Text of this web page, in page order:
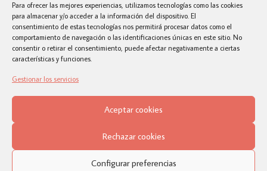
Para ofrecer las mejores experiencias, utilizamos tecnologías como las cookies
para almacenar y/o acceder a la información del dispositivo. El
consentimiento de estas tecnologías nos permitirá procesar datos como el
comportamiento de navegación o las identificaciones únicas en este sitio. No
consentir o retirar el consentimiento, puede afectar negativamente a ciertas
características y funciones.
Gestionar los servicios
Aceptar cookies
Rechazar cookies
Configurar preferencias
© 2019 · GRUPO IBÉRICA · TODOS LOS DERECHOS RESERVADOS · <